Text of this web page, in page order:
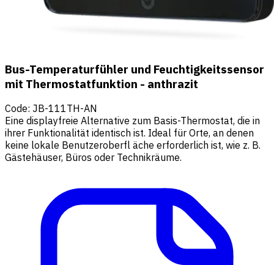
Bus-Temperaturfühler und Feuchtigkeitssensor
mit Thermostatfunktion - anthrazit
Code: JB-111TH-AN
Eine displayfreie Alternative zum Basis-Thermostat, die in
ihrer Funktionalität identisch ist. Ideal für Orte, an denen
keine lokale Benutzeroberfl äche erforderlich ist, wie z. B.
Gästehäuser, Büros oder Technikräume.